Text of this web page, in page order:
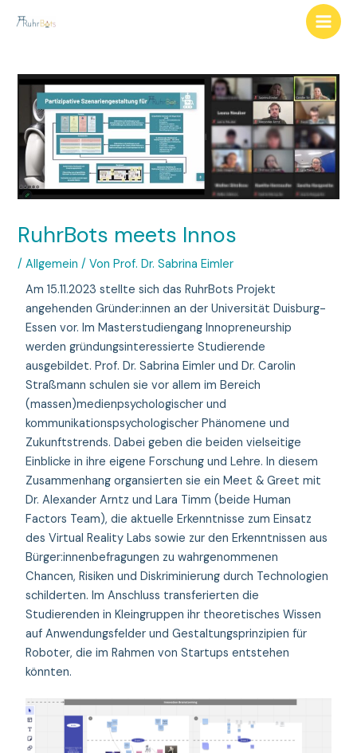
RuhrBots meets Innos
/Allgemein / VonProf. Dr. Sabrina Eimler
Am 15.11.2023 stellte sich das RuhrBots Projekt
angehenden Gründer:innen an der Universität Duisburg-
Essen vor. Im Masterstudiengang Innopreneurship
werden gründungsinteressierte Studierende
ausgebildet. Prof. Dr. Sabrina Eimler und Dr. Carolin
Straßmann schulen sie vor allem im Bereich
(massen)medienpsychologischer und
kommunikationspsychologischer Phänomene und
Zukunftstrends. Dabei geben die beiden vielseitige
Einblicke in ihre eigene Forschung und Lehre. In diesem
Zusammenhang organsierten sie ein Meet & Greet mit
Dr. Alexander Arntz und Lara Timm (beide Human
Factors Team), die aktuelle Erkenntnisse zum Einsatz
des Virtual Reality Labs sowie zur den Erkenntnissen aus
Bürger:innenbefragungen zu wahrgenommenen
Chancen, Risiken und Diskriminierung durch Technologien
schilderten. Im Anschluss transferierten die
Studierenden in Kleingruppen ihr theoretisches Wissen
auf Anwendungsfelder und Gestaltungsprinzipien für
Roboter, die im Rahmen von Startups entstehen
könnten.